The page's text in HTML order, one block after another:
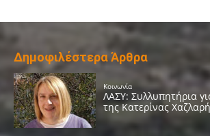
Δημοφιλέστερα Άρθρα